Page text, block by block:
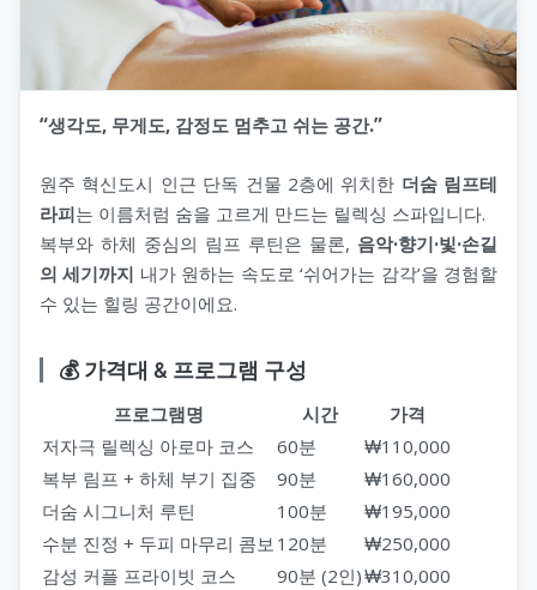
“생각도, 무게도, 감정도 멈추고 쉬는 공간.”
원주 혁신도시 인근 단독 건물 2층에 위치한 더숨 림프테
라피는 이름처럼 숨을 고르게 만드는 릴렉싱 스파입니다.
복부와 하체 중심의 림프 루틴은 물론, 음악·향기·빛·손길
의 세기까지 내가 원하는 속도로 ‘쉬어가는 감각’을 경험할
수 있는 힐링 공간이에요.
💰 가격대 & 프로그램 구성
프로그램명 시간
가격
저자극 릴렉싱 아로마 코스
60분
₩110,000
복부 림프 + 하체 부기 집중
90분
₩160,000
더숨 시그니처 루틴
100분
₩195,000
수분 진정 + 두피 마무리 콤보 120분
₩250,000
감성 커플 프라이빗 코스
90분 (2인)₩310,000